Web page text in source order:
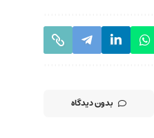
بدون دیدگاه